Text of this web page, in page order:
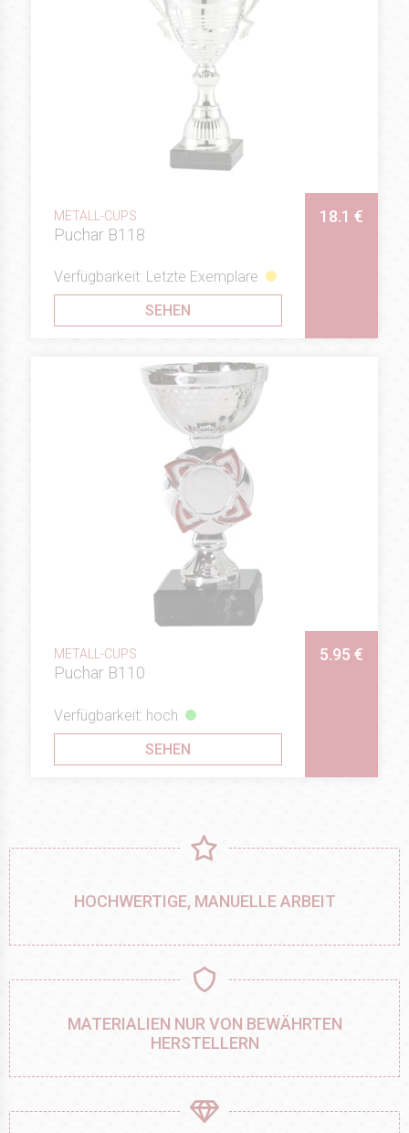
METALL-CUPS
Puchar B118
18.1 €
Verfügbarkeit: Letzte Exemplare
SEHEN
METALL-CUPS
Puchar B110
5.95 €
Verfügbarkeit: hoch
SEHEN
HOCHWERTIGE, MANUELLE ARBEIT
MATERIALIEN NUR VON BEWÄHRTEN
HERSTELLERN